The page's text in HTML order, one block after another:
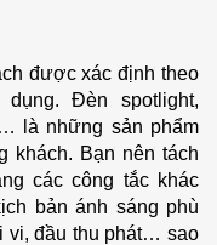
được xác định theo
Đèn spotlight,
là những sản phẩm
khách. Bạn nên tách
các công tắc khác
bản ánh sáng phù
vi, đầu thu phát… sao